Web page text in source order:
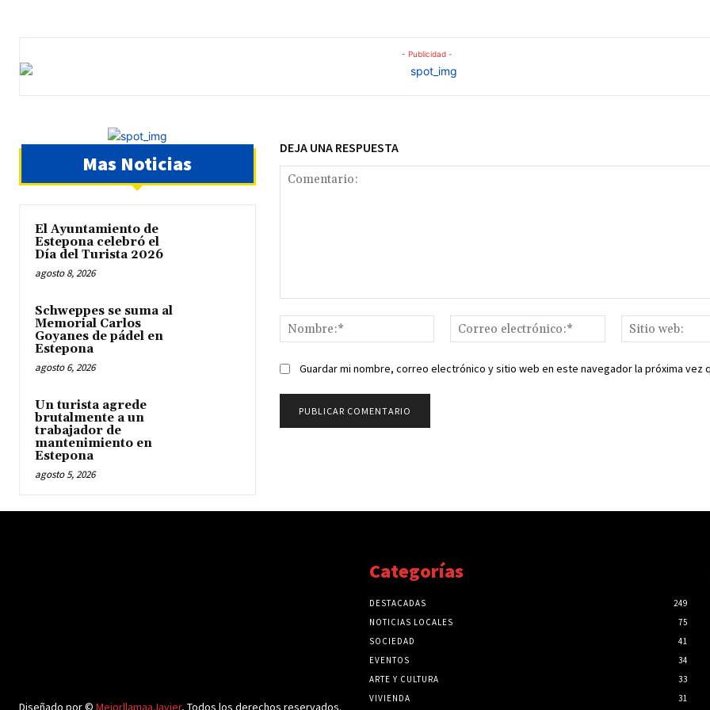
- Publicidad -
Mas Noticias
El Ayuntamiento de
Estepona celebró el
Día del Turista 2026
agosto 8, 2026
Schweppes se suma al
Memorial Carlos
Goyanes de pádel en
Estepona
agosto 6, 2026
Un turista agrede
brutalmente a un
trabajador de
mantenimiento en
Estepona
agosto 5, 2026
DEJA UNA RESPUESTA
Nombre:*
Correo
electrónico:*
Guardar mi nombre, correo electrónico y sitio web en este navegador la próxima vez
Diseñado por © MejorllamaaJavier, Todos los derechos reservados.
Categorías
DESTACADAS
249
NOTICIAS LOCALES
75
SOCIEDAD
41
EVENTOS
34
ARTE Y CULTURA
33
VIVIENDA
31